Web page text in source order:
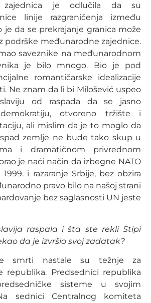
zajednica je odlučila da su
linije razgraničenja između
je da se prekrajanje granica može
podrške međunarodne zajednice.
saveznike na međunarodnom
je bilo mnogo. Bio je pod
romantičarske idealizacije
Ne znam da li bi Milošević uspeo
od raspada da se jasno
otvoreno tržište i
ali mislim da je to moglo da
zemlje ne bude tako skup u
i dramatičnom privrednom
je naći način da izbegne NATO
i razaranje Srbije, bez obzira
pravo bilo na našoj strani
bez saglasnosti UN jeste
raspala i šta ste rekli Stipi
da je izvršio svoj zadatak?
smrti nastale su težnje za
republika. Predsednici republika
sisteme u svojim
sednici Centralnog komiteta